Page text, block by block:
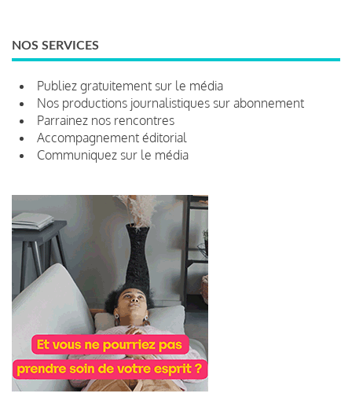
NOS SERVICES
Publiez gratuitement sur le média
Nos productions journalistiques sur abonnement
Parrainez nos rencontres
Accompagnement éditorial
Communiquez sur le média